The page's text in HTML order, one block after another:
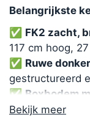
Bekijk meer
Belangrijkste
✅ FK2 zacht,
117 cm hoog,
✅ Ruwe
gestructureerd
✅ Boxbodem
ondersteuning